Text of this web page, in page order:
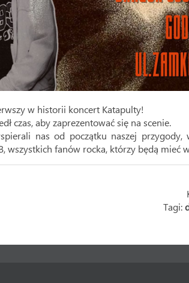
w historii koncert Katapulty!
czas, aby zaprezentować się na scenie.
nas od początku naszej przygody,
wszystkich fanów rocka, którzy będą mieć
Tagi: